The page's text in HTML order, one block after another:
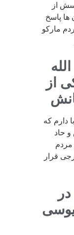
از
ها پاسخ
مارکو
از
دارم که
حاد
قرار